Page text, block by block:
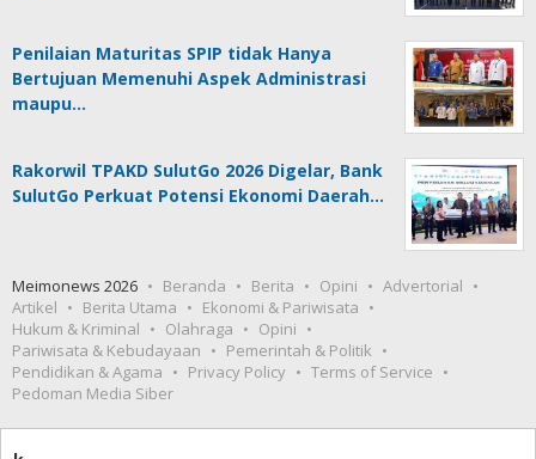
Penilaian Maturitas SPIP tidak Hanya
Bertujuan Memenuhi Aspek Administrasi
maupu…
Rakorwil TPAKD SulutGo 2026 Digelar, Bank
SulutGo Perkuat Potensi Ekonomi Daerah…
Meimonews 2026 Beranda Berita Opini
Advertorial
Artikel
Berita Utama
Ekonomi & Pariwisata
Hukum & Kriminal
Olahraga
Opini
Pariwisata & Kebudayaan
Pemerintah & Politik
Pendidikan & Agama
Privacy Policy
Terms of Service
Pedoman Media Siber